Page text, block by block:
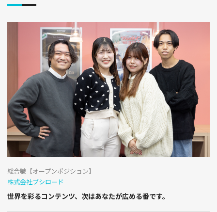
総合職【オープンポジション】
株式会社ブシロード
世界を彩るコンテンツ、次はあなたが広める番です。